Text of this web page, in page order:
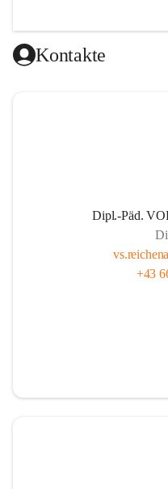
Kontakte
Dipl.-Päd.
+43